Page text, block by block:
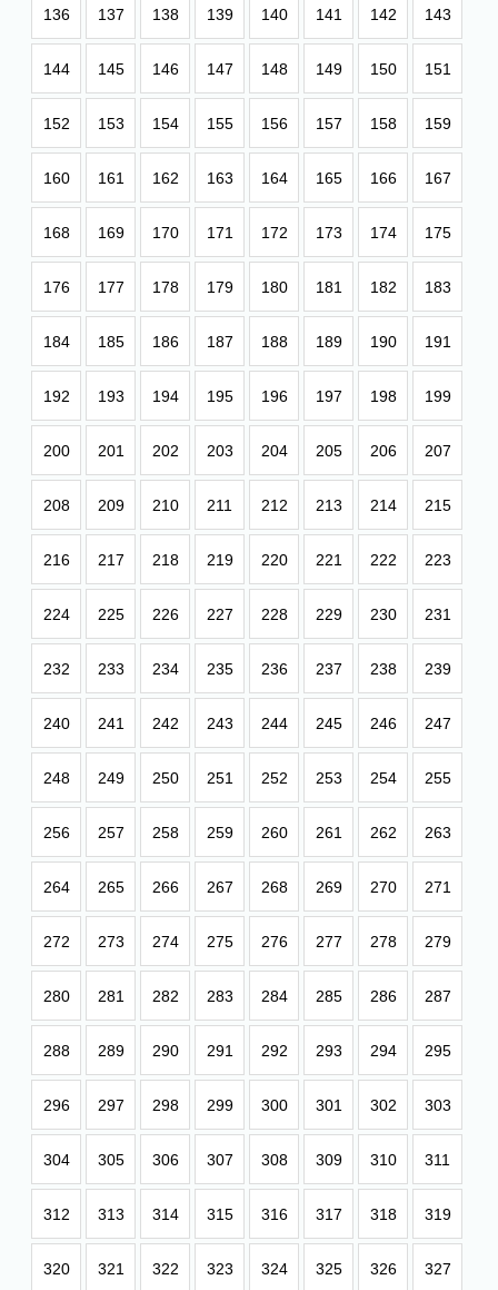
136 137 138 139 140 141 142 143
144 145 146 147 148 149 150 151
152 153 154 155 156 157 158 159
160 161 162 163 164 165 166 167
168 169 170 171 172 173 174 175
176 177 178 179 180 181 182 183
184 185 186 187 188 189 190 191
192 193 194 195 196 197 198 199
200 201 202 203 204 205 206 207
208 209 210 211 212 213 214 215
216 217 218 219 220 221 222 223
224 225 226 227 228 229 230 231
232 233 234 235 236 237 238 239
240 241 242 243 244 245 246 247
248 249 250 251 252 253 254 255
256 257 258 259 260 261 262 263
264 265 266 267 268 269 270 271
272 273 274 275 276 277 278 279
280 281 282 283 284 285 286 287
288 289 290 291 292 293 294 295
296 297 298 299 300 301 302 303
304 305 306 307 308 309 310 311
312 313 314 315 316 317 318 319
320 321 322 323 324 325 326 327